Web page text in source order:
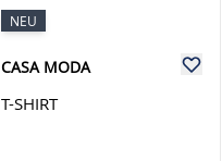
NEU
CASA MODA
T-SHIRT